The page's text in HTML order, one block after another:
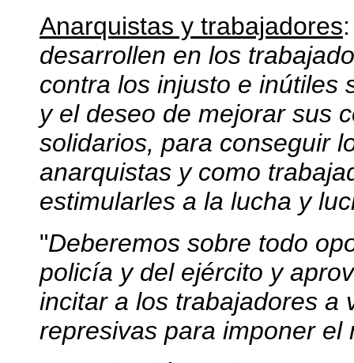
Anarquistas y trabajadores
desarrollen en los
contra los injusto e inútiles
y el deseo de mejorar sus
solidarios, para conseguir
anarquistas y como
estimularles a la lucha y
"Deberemos sobre todo
policía y del ejército y
incitar a los trabajadores a
represivas para imponer